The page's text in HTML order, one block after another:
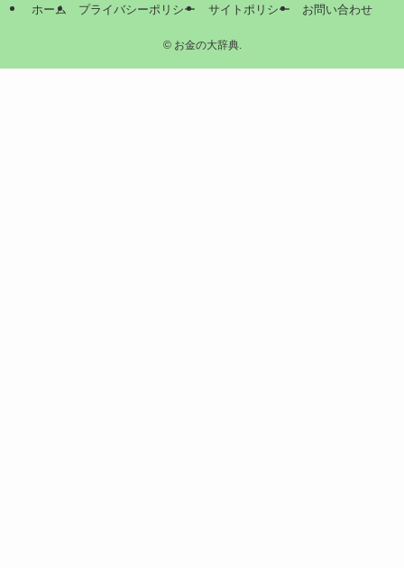
ホーム プライバシーポリシー サイトポリシー お問い合わせ
©お金の大辞典.